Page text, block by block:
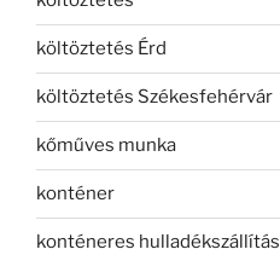
költöztetés Érd
költöztetés Székesfehérvár
kőműves munka
konténer
konténeres hulladékszállítás